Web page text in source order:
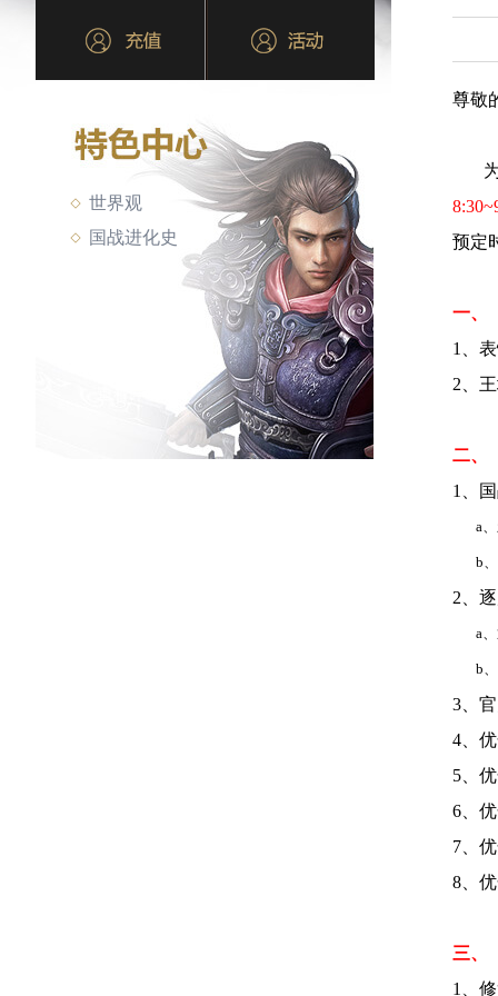
世界观
国战进化史
尊敬
为
预定
一、
1、
2、
二、
1、
a、
b、
2、
a、
b、
3、
4、
5、
6、
7、
8、
三、
1、